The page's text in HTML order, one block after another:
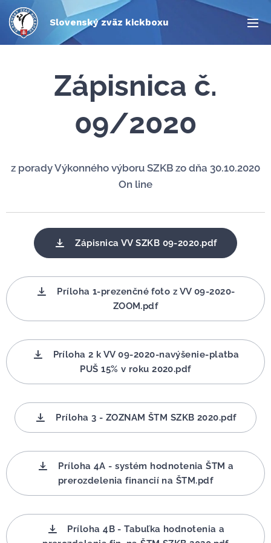
Slovenský zväz kickboxu
Zápisnica č.
09/2020
z porady Výkonného výboru SZKB zo dňa 30.10.2020
On line
Zápisnica VV SZKB 09-2020.pdf
Príloha 1-prezenčné foto z VV 09-2020-
ZOOM.pdf
Príloha 2 k VV 09-2020-navýšenie-platba
PUŠ 15% v roku 2020.pdf
Príloha 3 - ZOZNAM ŠTM SZKB 2020.pdf
Príloha 4A - systém hodnotenia ŠTM a
prerozdelenia financií na ŠTM.pdf
Príloha 4B - Tabuľka hodnotenia a